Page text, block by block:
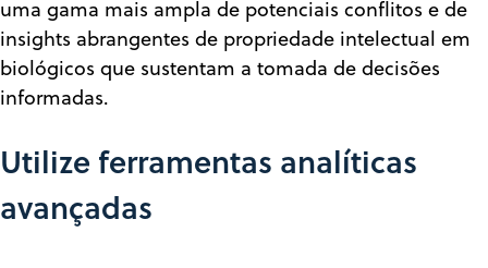
uma gama mais ampla de potenciais conflitos e de
insights abrangentes de propriedade intelectual em
biológicos que sustentam a tomada de decisões
informadas.
Utilize ferramentas analíticas
avançadas